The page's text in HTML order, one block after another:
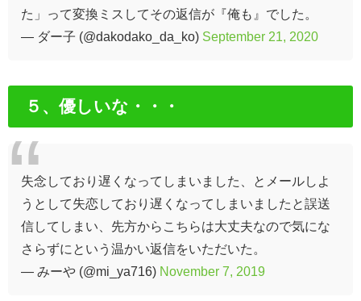
た」って変換ミスしてその返信が『俺も』でした。
— ダー子 (@dakodako_da_ko) September 21, 2020
５、優しいな・・・
失念しており遅くなってしまいました、とメールしよ
うとして失恋しており遅くなってしまいましたと誤送
信してしまい、先方からこちらは大丈夫なので気にな
さらずにという温かい返信をいただいた。
— みーや (@mi_ya716) November 7, 2019